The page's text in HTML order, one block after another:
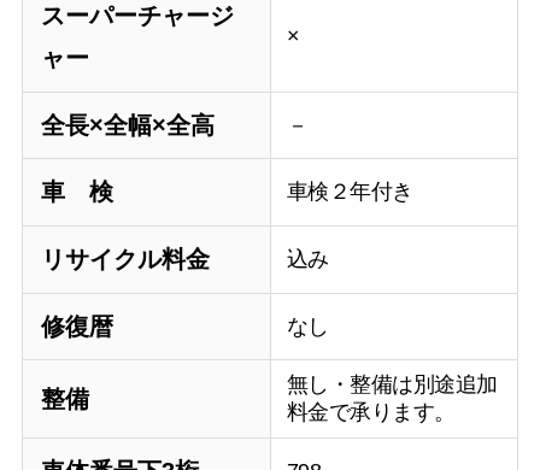
スーパーチャージ
ャー
×
全長×全幅×全高 －
車 検 車検２年付き
リサイクル料金 込み
修復暦 なし
整備
無し・整備は別途追加
料金で承ります。